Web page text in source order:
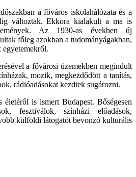
a főváros iskolahálózata és a
változtak. Ekkora kialakult a ma is
Az 1930-as években új
főleg azokban a tudományágakban,
egyetemekről.
a fővárosi üzemekben megindult
mozik, megkezdődött a tanítás,
rádióadásokat kezdtek sugározni.
is ismert Budapest. Bőségesen
fesztiválok, színházi előadások,
külföldi látogatót bevonzó kulturális